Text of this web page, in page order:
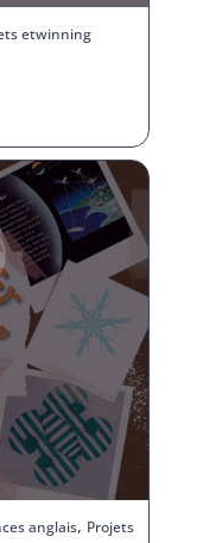
etwinning
anglais, Projets